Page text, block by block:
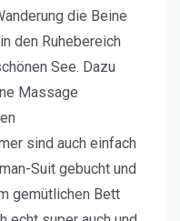
die Beine
den Ruhebereich
See. Dazu
Massage
sind auch einfach
Suit gebucht und
gemütlichen Bett